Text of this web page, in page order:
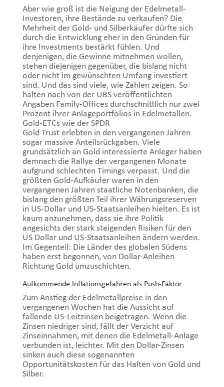
Aber wie groß ist die Neigung der Edelmetall-
Investoren, ihre Bestände zu verkaufen? Die
Mehrheit der Gold- und Silberkäufer dürfte sich
durch die Entwicklung eher in den Gründen für
ihre Investments bestärkt fühlen. Und
denjenigen, die Gewinne mitnehmen wollen,
stehen diejenigen gegenüber, die bislang nicht
oder nicht im gewünschten Umfang investiert
sind. Und das sind viele, wie Zahlen zeigen. So
halten nach von der UBS veröffentlichten
Angaben Family-Offices durchschnittlich nur zwei
Prozent ihrer Anlageportfolios in Edelmetallen.
Gold-ETCs wie der SPDR
Gold Trust erlebten in den vergangenen Jahren
sogar massive Anteilsrückgaben. Viele
grundsätzlich an Gold interessierte Anleger haben
demnach die Rallye der vergangenen Monate
aufgrund schlechten Timings verpasst. Und die
größten Gold-Aufkäufer waren in den
vergangenen Jahren staatliche Notenbanken, die
bislang den größten Teil ihrer Währungsreserven
in US-Dollar und US-Staatsanleihen hielten. Es ist
kaum anzunehmen, dass sie ihre Politik
angesichts der stark steigenden Risiken für den
US Dollar und US-Staatsanleihen ändern werden.
Im Gegenteil: Die Länder des globalen Südens
haben erst begonnen, von Dollar-Anleihen
Richtung Gold umzuschichten.
Aufkommende Inflationsgefahren als Push-Faktor
Zum Anstieg der Edelmetallpreise in den
vergangenen Wochen hat die Aussicht auf
fallende US-Leitzinsen beigetragen. Wenn die
Zinsen niedriger sind, fällt der Verzicht auf
Zinseinnahmen, mit denen die Edelmetall-Anlage
verbunden ist, leichter. Mit den Dollar-Zinsen
sinken auch diese sogenannten
Opportunitätskosten für das Halten von Gold und
Silber.